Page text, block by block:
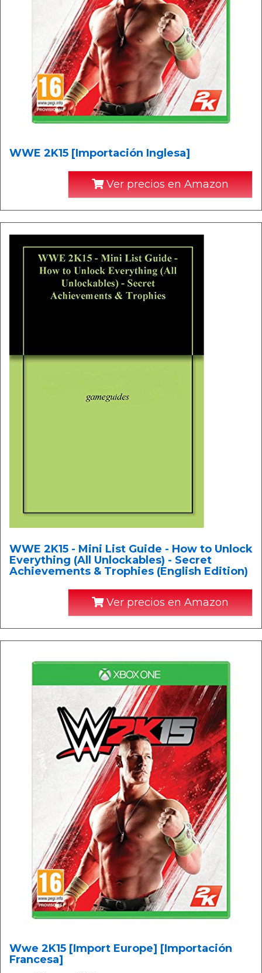
WWE 2K15 [Importación Inglesa]
Ver precios en Amazon
WWE 2K15 - Mini List Guide - How to Unlock
Everything (All Unlockables) - Secret
Achievements & Trophies (English Edition)
Ver precios en Amazon
Wwe 2K15 [Import Europe] [Importación
Francesa]